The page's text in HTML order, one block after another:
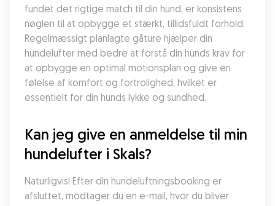
fundet det rigtige match til din hund, er konsistens
nøglen til at opbygge et stærkt, tillidsfuldt forhold.
Regelmæssigt planlagte gåture hjælper din
hundelufter med bedre at forstå din hunds krav for
at opbygge en optimal motionsplan og give en
følelse af komfort og fortrolighed, hvilket er
essentielt for din hunds lykke og sundhed.
Kan jeg give en anmeldelse til min
hundelufter i Skals?
Naturligvis! Efter din hundeluftningsbooking er
afsluttet, modtager du en e-mail, hvor du bliver